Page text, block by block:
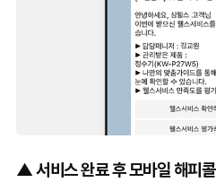
▲ 서비스 완료 후 모바일 해피콜